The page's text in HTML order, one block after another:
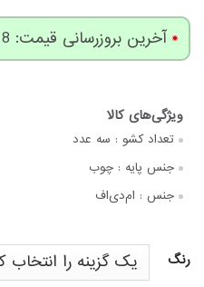
آخرین بروزرسانی قیمت: 8 روز پیش
تعداد کشو : سه عدد
جنس پایه : چوب
جنس : ام‌دی‌اف
رنگ